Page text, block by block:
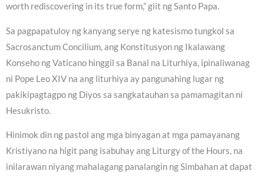
worth rediscovering in its true form,” giit ng Santo Papa.
Sa pagpapatuloy ng kanyang serye ng katesismo tungkol sa
Sacrosanctum Concilium, ang Konstitusyon ng Ikalawang
Konseho ng Vaticano hinggil sa Banal na Liturhiya, ipinaliwanag
ni Pope Leo XIV na ang liturhiya ay pangunahing lugar ng
pakikipagtagpo ng Diyos sa sangkatauhan sa pamamagitan ni
Hesukristo.
Hinimok din ng pastol ang mga binyagan at mga pamayanang
Kristiyano na higit pang isabuhay ang Liturgy of the Hours, na
inilarawan niyang mahalagang panalangin ng Simbahan at dapat